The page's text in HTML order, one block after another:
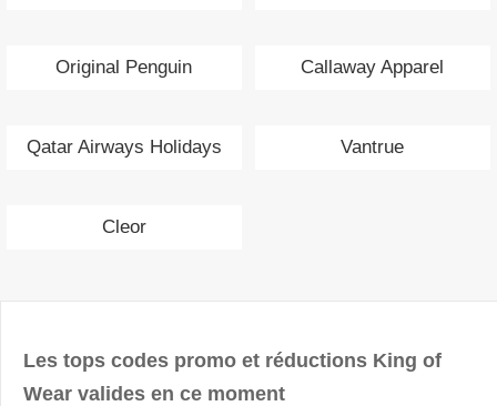
Original Penguin Callaway Apparel
Qatar Airways Holidays Vantrue
Cleor
Les tops codes promo et réductions King of
Wear valides en ce moment